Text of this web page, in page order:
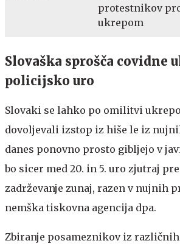
protestnikov
ukrepom
Slovaška sprošča covidne
policijsko uro
Slovaki se lahko po omilitvi
dovoljevali izstop iz hiše le iz
danes ponovno prosto gibljejo v
bo sicer med 20. in 5. uro zjutraj
zadrževanje zunaj, razen v nujnih
nemška tiskovna agencija dpa.
Zbiranje posameznikov iz